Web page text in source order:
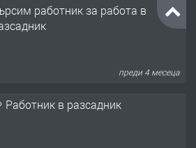
работник за работа в
преди 4 месеца
Работник в разсадник